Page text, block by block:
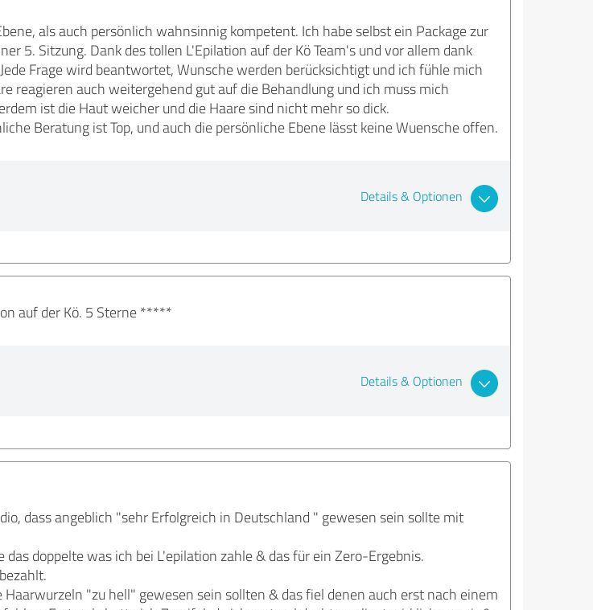
als auch persönlich wahnsinnig kompetent. Ich habe selbst ein Package zur
5. Sitzung. Dank des tollen L'Epilation auf der Kö Team's und vor allem dank
Frage wird beantwortet, Wunsche werden berücksichtigt und ich fühle mich
reagieren auch weitergehend gut auf die Behandlung und ich muss mich
ist die Haut weicher und die Haare sind nicht mehr so dick.
Beratung ist Top, und auch die persönliche Ebene lässt keine Wuensche offen.
Details & Optionen
auf der Kö. 5 Sterne *****
Details & Optionen
dass angeblich "sehr Erfolgreich in Deutschland " gewesen sein sollte mit
das doppelte was ich bei L'epilation zahle & das für ein Zero-Ergebnis.
"zu hell" gewesen sein sollten & das fiel denen auch erst nach einem